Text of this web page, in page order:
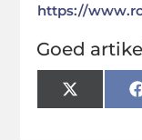
https://
Goed
X